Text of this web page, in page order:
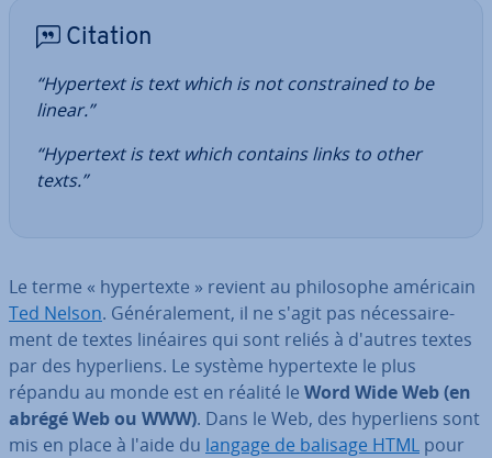
Citation
“Hypertext is text which is not cons­trai­ned to be
linear.”
“Hypertext is text which contains links to other
texts.”
Le terme « hy­per­texte » revient au phi­lo­sophe américain
Ted Nelson. Gé­né­ra­le­ment, il ne s'agit pas né­ces­sai­re­
ment de textes linéaires qui sont reliés à d'autres textes
par des hy­per­liens. Le système hy­per­texte le plus
répandu au monde est en réalité le Word Wide Web (en
abrégé Web ou WWW). Dans le Web, des hy­per­liens sont
mis en place à l'aide du langage de balisage HTML pour